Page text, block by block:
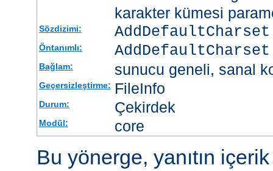
karakter kümesi
Sözdizimi:
Öntanımlı:
Bağlam: sunucu geneli, sanal
Geçersizleştirme: FileInfo
Durum: Çekirdek
Modül: core
Bu yönerge, yanıtın